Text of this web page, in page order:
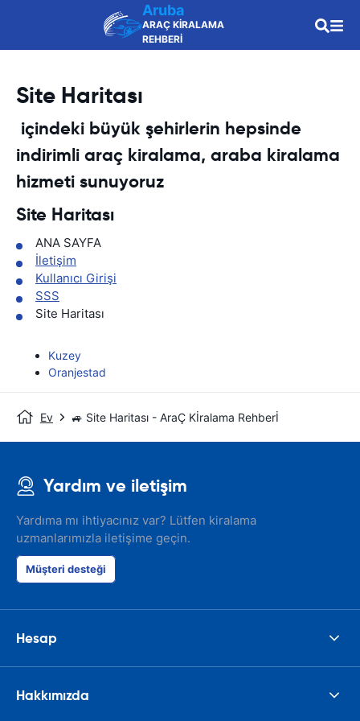
Aruba
ARAÇ KİRALAMA
REHBERİ
Site Haritası
içindeki büyük şehirlerin hepsinde
indirimli araç kiralama, araba kiralama
hizmeti sunuyoruz
Site Haritası
ANA SAYFA
İletişim
Kullanıcı Girişi
SSS
Site Haritası
Kuzey
Oranjestad
Ev 🚙 Site Haritası - AraÇ Kİralama Rehberİ
Yardım ve iletişim
Yardıma mı ihtiyacınız var? Lütfen kiralama
uzmanlarımızla iletişime geçin.
Müşteri desteği
Hesap
Hakkımızda